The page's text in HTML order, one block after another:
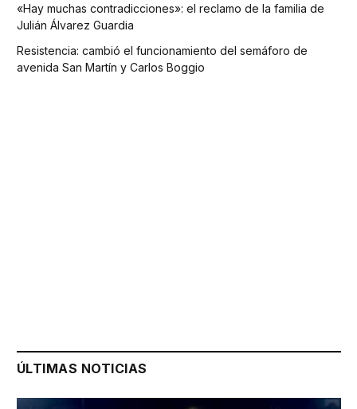
«Hay muchas contradicciones»: el reclamo de la familia de
Julián Álvarez Guardia
Resistencia: cambió el funcionamiento del semáforo de
avenida San Martín y Carlos Boggio
ÚLTIMAS NOTICIAS